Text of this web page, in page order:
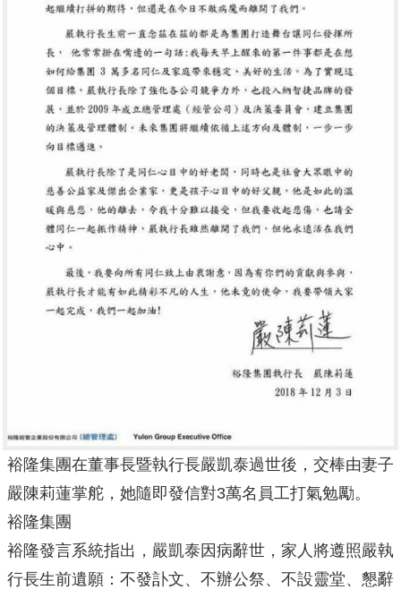
裕隆集團在董事長暨執行長嚴凱泰過世後，交棒由妻子
嚴陳莉蓮掌舵，她隨即發信對3萬名員工打氣勉勵。
裕隆集團
裕隆發言系統指出，嚴凱泰因病辭世，家人將遵照嚴執
行長生前遺願：不發訃文、不辦公祭、不設靈堂、懇辭